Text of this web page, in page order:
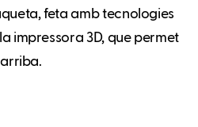
feta amb tecnologies
impressora 3D, que permet